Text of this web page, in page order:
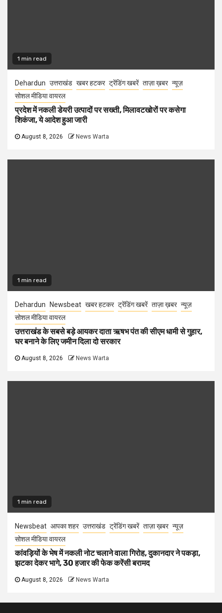
1 min read
Dehardun उत्तराखंड खबर हटकर ट्रेंडिंग खबरें ताज़ा ख़बर न्यूज़
सोशल मीडिया वायरल
प्रदेश में नकली डेयरी उत्पादों पर सख्ती, मिलावटखोरों पर कसेगा
शिकंजा, ये आदेश हुआ जारी
August 8, 2026 News Warta
1 min read
Dehardun Newsbeat खबर हटकर ट्रेंडिंग खबरें ताज़ा ख़बर न्यूज़
सोशल मीडिया वायरल
उत्तराखंड के सबसे बड़े आयकर दाता ऋषभ पंत की सीएम धामी से गुहार,
घर बनाने के लिए जमीन दिला दो सरकार
August 8, 2026 News Warta
1 min read
Newsbeat आपका शहर उत्तराखंड ट्रेंडिंग खबरें ताज़ा ख़बर न्यूज़
सोशल मीडिया वायरल
कांवड़ियों के भेष में नकली नोट चलाने वाला गिरोह, दुकानदार ने पकड़ा,
झटका देकर भागे, 30 हजार की फेक करेंसी बरामद
August 8, 2026 News Warta